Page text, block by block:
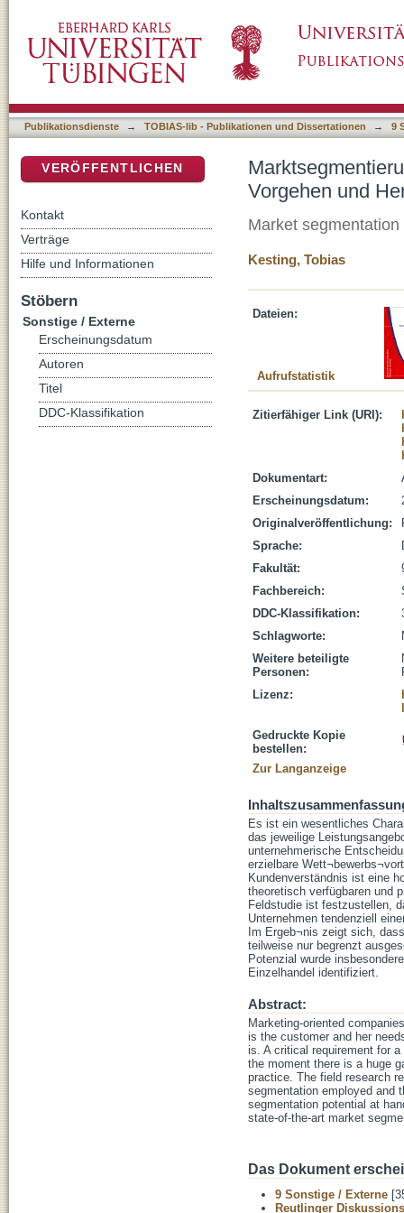
Publikationsdienste → TOBIAS-lib - Publikationen und Dissertationen → 9
Vorgehen und
Market
Kesting, Tobias
Dateien:
Aufrufstatistik
Zitierfähiger Link (URI):
Dokumentart:
Erscheinungsdatum:
Originalveröffentlichung:
Sprache:
Fakultät:
Fachbereich:
DDC-Klassifikation:
Schlagworte:
Weitere beteiligte
Personen:
Lizenz:
Gedruckte Kopie
bestellen:
Zur Langanzeige
Es ist ein wesentliches
das jeweilige
unternehmerische
erzielbare
Kundenverständnis ist eine
theoretisch verfügbaren und
Feldstudie ist festzustellen,
Unternehmen tendenziell
Im Ergeb¬nis zeigt sich,
teilweise nur begrenzt
Potenzial wurde
Einzelhandel identifiziert.
Abstract:
Marketing-oriented
is the customer and her
is. A critical requirement for
the moment there is a huge
practice. The field research
segmentation employed and
segmentation potential at
state-of-the-art market
Das Dokument
9 Sonstige / Externe
Reutlinger
VERÖFFENTLICHEN
Kontakt
Verträge
Hilfe und Informationen
Stöbern
Sonstige / Externe
Erscheinungsdatum
Autoren
Titel
DDC-Klassifikation